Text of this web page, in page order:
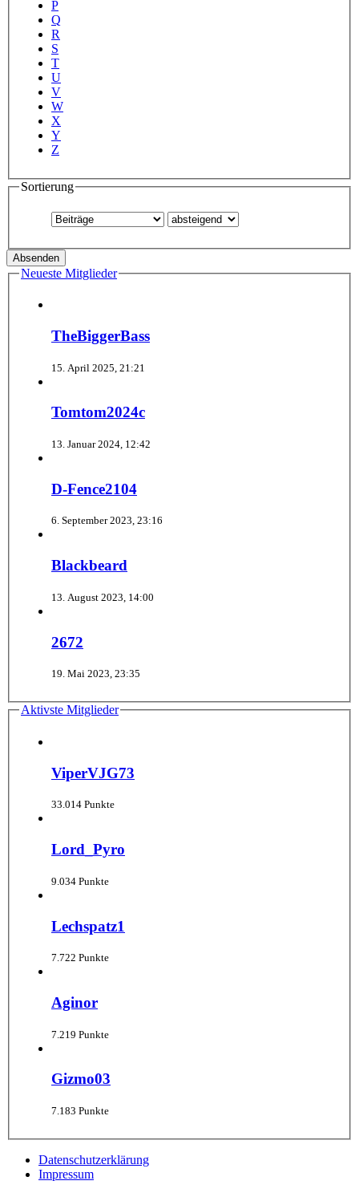
P
Q
R
S
T
U
V
W
X
Y
Z
Sortierung
Neueste Mitglieder
TheBiggerBass
15. April 2025, 21:21
Tomtom2024c
13. Januar 2024, 12:42
D-Fence2104
6. September 2023, 23:16
Blackbeard
13. August 2023, 14:00
2672
19. Mai 2023, 23:35
Aktivste Mitglieder
ViperVJG73
33.014 Punkte
Lord_Pyro
9.034 Punkte
Lechspatz1
7.722 Punkte
Aginor
7.219 Punkte
Gizmo03
7.183 Punkte
Datenschutzerklärung
Impressum